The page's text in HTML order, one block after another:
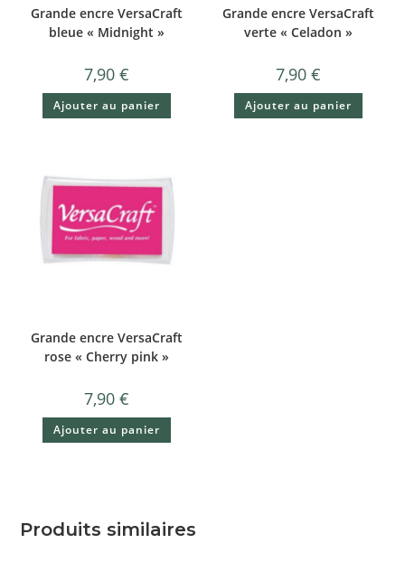
Grande encre VersaCraft
bleue « Midnight »
7,90€
Ajouter au panier
Grande encre VersaCraft
verte « Celadon »
7,90 €
Ajouter au panier
Grande encre VersaCraft
rose « Cherry pink »
7,90€
Ajouter au panier
Produits similaires